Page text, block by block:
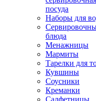
посуда
Наборы для
блюда
Менажницы
Мармиты
Тарелки для
Кувшины
Соусники
Креманки
Салфетницы